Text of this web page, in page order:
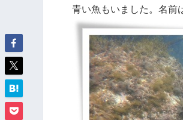
青い魚もいました。名前